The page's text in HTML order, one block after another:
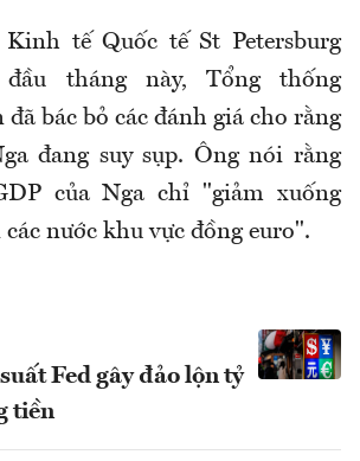
tế Quốc tế St Petersburg
tháng này, Tổng thống
bác bỏ các đánh giá cho rằng
đang suy sụp. Ông nói rằng
của Nga chỉ "giảm xuống
nước khu vực đồng euro".
Fed gây đảo lộn tỷ
tiền